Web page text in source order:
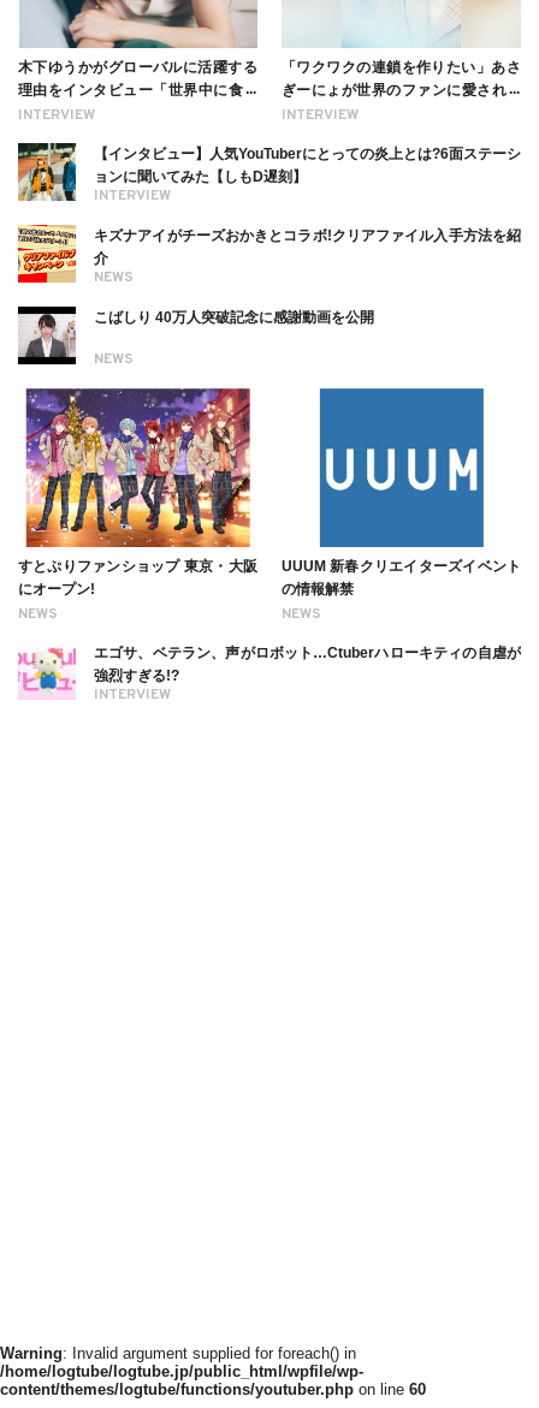
INTERVIEW
木下ゆうかがグローバルに活躍する
理由をインタビュー「世界中に食べ
る幸せを伝えたい」新事務所加入に
INTERVIEW
「ワクワクの連鎖を作りたい」あさ
ぎーにょが世界のファンに愛される
理由【インタビュー】
INTERVIEW
【インタビュー】人気YouTuberにとっての炎上とは?6面ステーシ
ョンに聞いてみた【しもD遅刻】
NEWS
キズナアイがチーズおかきとコラボ!クリアファイル入手方法を紹
介
NEWS
こばしり 40万人突破記念に感謝動画を公開
NEWS
すとぷりファンショップ 東京・大阪
にオープン!
NEWS
UUUM 新春クリエイターズイベント
の情報解禁
INTERVIEW
エゴサ、ベテラン、声がロボット…Ctuberハローキティの自虐が
強烈すぎる!?
Warning: Invalid argument supplied for foreach() in
/home/logtube/logtube.jp/public_html/wpfile/wp-
content/themes/logtube/functions/youtuber.php on line 60